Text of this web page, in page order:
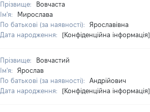
Прізвище:
Вовчаста
Ім'я:
Мирослава
По батькові (за наявності):
Ярославівна
Дата народження:
[Конфіденційна інформація]
Прізвище:
Вовчастий
Ім'я:
Ярослав
По батькові (за наявності):
Андрійович
Дата народження:
[Конфіденційна інформація]